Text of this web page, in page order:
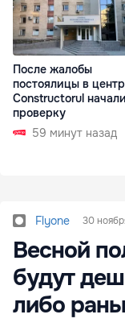
После жалобы
постоялицы в
Constructorul начали
проверку
59 минут назад
Flyone 30
Весной
будут
либо